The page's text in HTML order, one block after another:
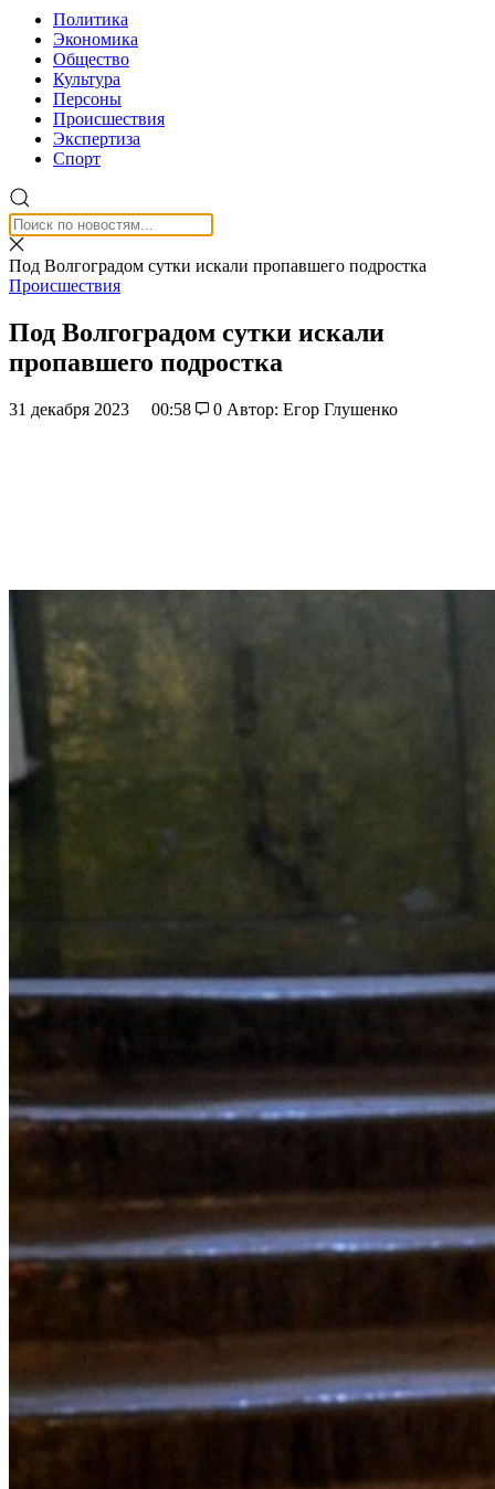
Политика
Экономика
Общество
Культура
Персоны
Происшествия
Экспертиза
Спорт
Под Волгоградом сутки искали пропавшего подростка
Происшествия
Под Волгоградом сутки искали
пропавшего подростка
31 декабря 2023 00:58 0 Автор: Егор Глушенко